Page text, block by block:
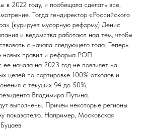
в 2022 году, и пообещала сделать все,
Тогда гендиректор «Российского
(курирует мусорную реформу) Денис
и ведомства работают над тем, чтобы
с начала следующего года. Теперь
новых правил и реформа РОП
начала на 2023 год не повлияет на
целей по сортировке 100% отходов и
с текущих 94 до 50%,
Владимира Путина.
выполнены. Причем некоторые регионы
показателю. Например, Московская